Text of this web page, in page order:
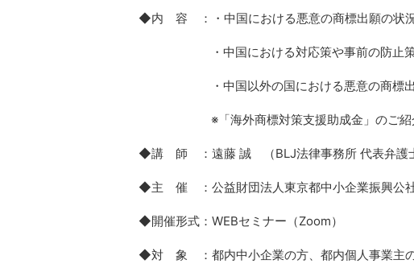
◆内 容 ：・中国における悪意の商標出
・中国における対応策や事前の防止策（
・中国以外の国における悪意の
※「海外商標対策支援助成金」のご紹
◆講 師 ：遠藤 誠 （BLJ法律事務所 代表弁護
◆主 催 ：公益財団法人東京都中小企業振興公
◆開催形式：WEBセミナー（Zoom）
◆対 象 ：都内中小企業の方、都内個人事業主